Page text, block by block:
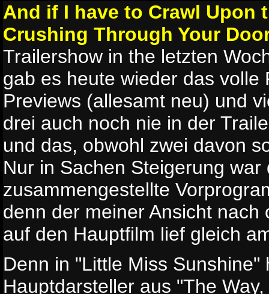
And if I have to Crawl Upon
Crushing Through Your
Trailershow in the letzten
gab es heute wieder das volle
Previews (allesamt neu) und
drei auch noch nie in der
und das, obwohl zwei davon
Nur in Sachen Steigerung war
zusammengestellte
denn der meiner Ansicht nach
auf den Hauptfilm lief gleich
Denn in "Little Miss
Hauptdarsteller aus "The